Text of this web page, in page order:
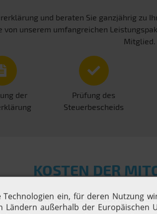
und beraten Sie ganzjährig zu
von unserem umfangreichen
Mitglied.
der
Prüfung des
Steuerbescheids
KOSTEN DER
Qualitative Beratung &